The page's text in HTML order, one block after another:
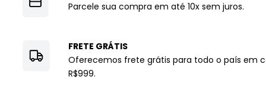
Parcele sua compra em até 10x sem juros.
FRETE GRÁTIS
Oferecemos frete grátis para todo o país em
R$999.